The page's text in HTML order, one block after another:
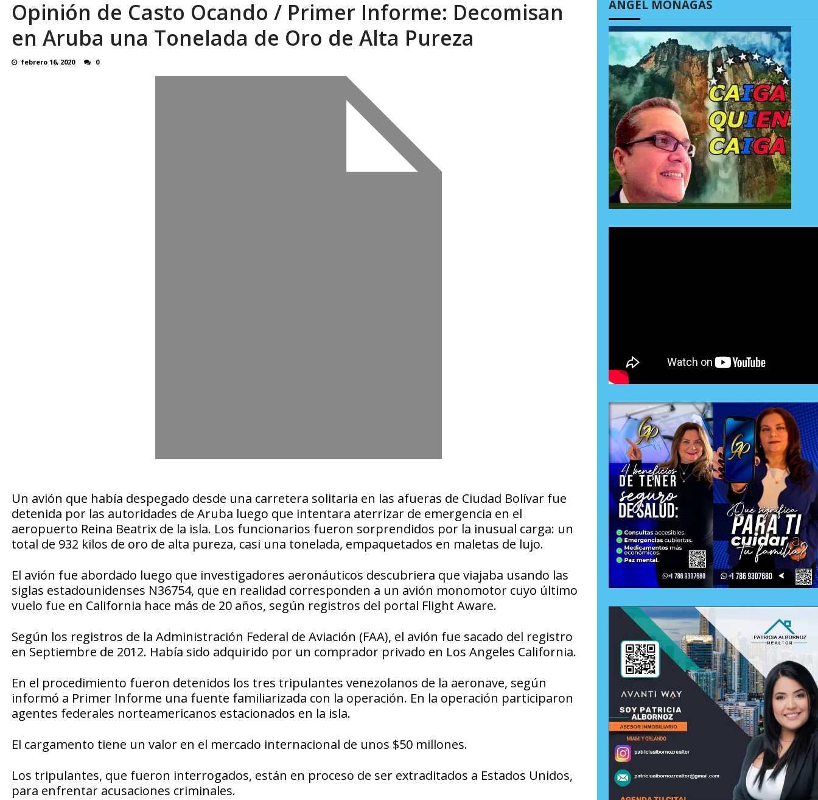
¿QUE PROTEGES TU? Por: Miguel Ángel León R AGOSTO 8, 2026
Opinión de Casto Ocando / Primer Informe: Decomisan
en Aruba una Tonelada de Oro de Alta Pureza
febrero 16, 2020 0
Un avión que había despegado desde una carretera solitaria en las afueras de Ciudad Bolívar fue
detenida por las autoridades de Aruba luego que intentara aterrizar de emergencia en el
aeropuerto Reina Beatrix de la isla. Los funcionarios fueron sorprendidos por la inusual carga: un
total de 932 kilos de oro de alta pureza, casi una tonelada, empaquetados en maletas de lujo.
El avión fue abordado luego que investigadores aeronáuticos descubriera que viajaba usando las
siglas estadounidenses N36754, que en realidad corresponden a un avión monomotor cuyo último
vuelo fue en California hace más de 20 años, según registros del portal Flight Aware.
Según los registros de la Administración Federal de Aviación (FAA), el avión fue sacado del registro
en Septiembre de 2012. Había sido adquirido por un comprador privado en Los Angeles California.
En el procedimiento fueron detenidos los tres tripulantes venezolanos de la aeronave, según
informó a Primer Informe una fuente familiarizada con la operación. En la operación participaron
agentes federales norteamericanos estacionados en la isla.
El cargamento tiene un valor en el mercado internacional de unos $50 millones.
Los tripulantes, que fueron interrogados, están en proceso de ser extraditados a Estados Unidos,
para enfrentar acusaciones criminales.
ÁNGEL MONAGAS